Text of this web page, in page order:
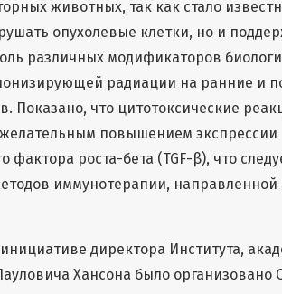
животных, так как стало
опухолевые клетки, но и
различных модификаторов
радиации на ранние и
Показано, что цитотоксические
повышением экспрессии
роста-бета (TGF-β), что
иммунотерапии,
инициативе директора Института,
Хансона было организовано